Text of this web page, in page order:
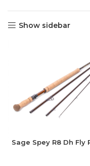
Show sidebar
Sage Spey R8 Dh Fly